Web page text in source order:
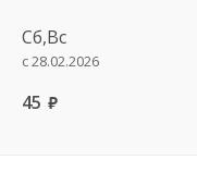
Сб,Вс
с 28.02.2026
45 руб.